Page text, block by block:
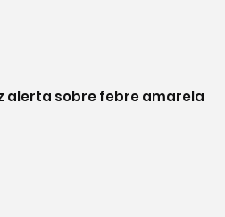
alerta sobre febre amarela